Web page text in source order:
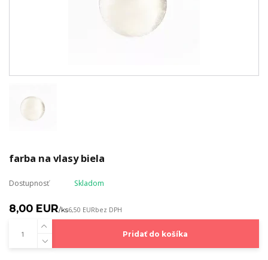
farba na vlasy biela
Dostupnosť Skladom
8,00 EUR/ks6,50 EURbez DPH
Pridať do košíka